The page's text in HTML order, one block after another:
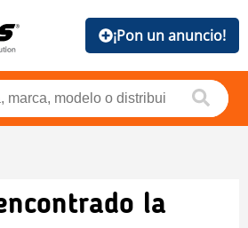
¡Pon un anuncio!
la